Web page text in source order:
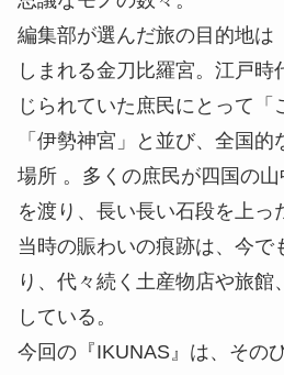
編集部が選んだ旅の目的地は
しまれる金刀比羅宮。江戸時
じられていた庶民にとって「
「伊勢神宮」と並び、全国
場所 。多くの庶民が四国の
を渡り、長い長い石段を上っ
当時の賑わいの痕跡は、今で
り、代々続く土産物店や旅館
している。
今回の『IKUNAS』は、その